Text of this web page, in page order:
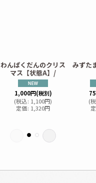
わんぱくだんのクリス
マス【状態A】/
1,000円(税別)
(税込: 1,100円)
定価: 1,320円
みずた
(